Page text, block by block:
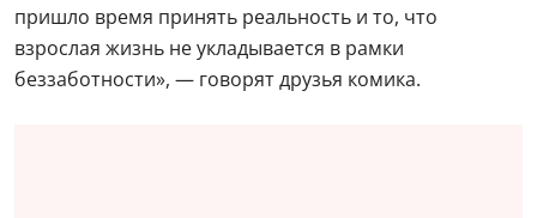
пришло время принять реальность и то, что
взрослая жизнь не укладывается в рамки
беззаботности», — говорят друзья комика.